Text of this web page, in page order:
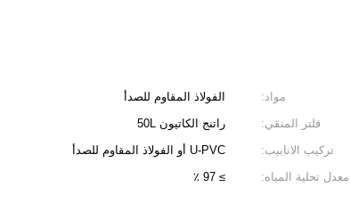
مواد:
الفولاذ المقاوم للصدأ
فلتر المنقي:
راتنج الكاتيون 50L
تركيب الانابيب:
U-PVC أو الفولاذ المقاوم للصدأ
معدل تحلية المياه:
≥ 97 ٪